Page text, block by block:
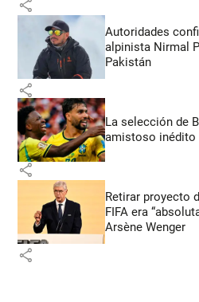
share
Autoridades
alpinista Nirmal
Pakistán
share
La selección de
amistoso inédito
share
Retirar proyecto
FIFA era
Arsène Wenger
share